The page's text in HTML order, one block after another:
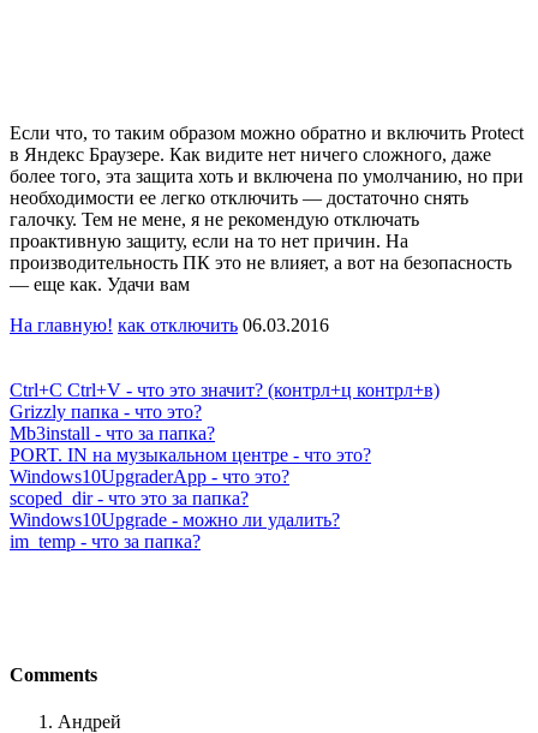
Если что, то таким образом можно обратно и включить Protect
в Яндекс Браузере. Как видите нет ничего сложного, даже
более того, эта защита хоть и включена по умолчанию, но при
необходимости ее легко отключить — достаточно снять
галочку. Тем не мене, я не рекомендую отключать
проактивную защиту, если на то нет причин. На
производительность ПК это не влияет, а вот на безопасность
— еще как. Удачи вам
На главную! как отключить 06.03.2016
Ctrl+C Ctrl+V - что это значит? (контрл+ц контрл+в)
Grizzly папка - что это?
Mb3install - что за папка?
PORT. IN на музыкальном центре - что это?
Windows10UpgraderApp - что это?
scoped_dir - что это за папка?
Windows10Upgrade - можно ли удалить?
im_temp - что за папка?
Comments
Андрей